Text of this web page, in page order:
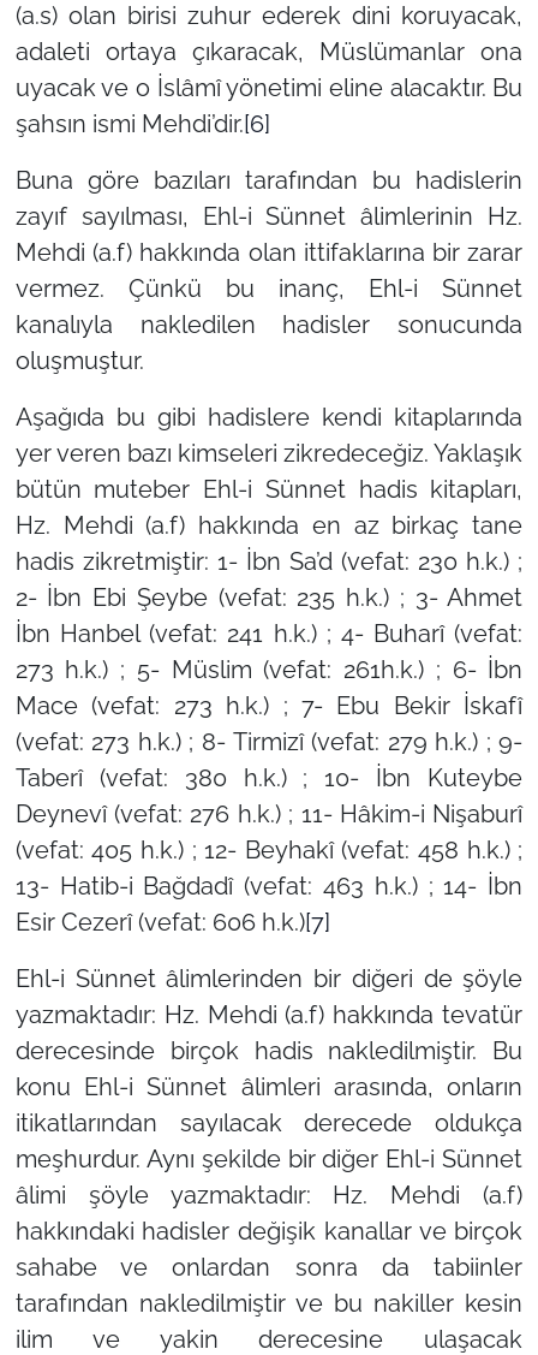
(a.s) olan birisi zuhur ederek dini koruyacak,
adaleti ortaya çıkaracak, Müslümanlar ona
uyacak ve o İslâmî yönetimi eline alacaktır. Bu
şahsın ismi Mehdi’dir.[6]
Buna göre bazıları tarafından bu hadislerin
zayıf sayılması, Ehl-i Sünnet âlimlerinin Hz.
Mehdi (a.f) hakkında olan ittifaklarına bir zarar
vermez. Çünkü bu inanç, Ehl-i Sünnet
kanalıyla nakledilen hadisler sonucunda
oluşmuştur.
Aşağıda bu gibi hadislere kendi kitaplarında
yer veren bazı kimseleri zikredeceğiz. Yaklaşık
bütün muteber Ehl-i Sünnet hadis kitapları,
Hz. Mehdi (a.f) hakkında en az birkaç tane
hadis zikretmiştir: 1- İbn Sa’d (vefat: 230 h.k.) ;
2- İbn Ebi Şeybe (vefat: 235 h.k.) ; 3- Ahmet
İbn Hanbel (vefat: 241 h.k.) ; 4- Buharî (vefat:
273 h.k.) ; 5- Müslim (vefat: 261h.k.) ; 6- İbn
Mace (vefat: 273 h.k.) ; 7- Ebu Bekir İskafî
(vefat: 273 h.k.) ; 8- Tirmizî (vefat: 279 h.k.) ; 9-
Taberî (vefat: 380 h.k.) ; 10- İbn Kuteybe
Deynevî (vefat: 276 h.k.) ; 11- Hâkim-i Nişaburî
(vefat: 405 h.k.) ; 12- Beyhakî (vefat: 458 h.k.) ;
13- Hatib-i Bağdadî (vefat: 463 h.k.) ; 14- İbn
Esir Cezerî (vefat: 606 h.k.)[7]
Ehl-i Sünnet âlimlerinden bir diğeri de şöyle
yazmaktadır: Hz. Mehdi (a.f) hakkında tevatür
derecesinde birçok hadis nakledilmiştir. Bu
konu Ehl-i Sünnet âlimleri arasında, onların
itikatlarından sayılacak derecede oldukça
meşhurdur. Aynı şekilde bir diğer Ehl-i Sünnet
âlimi şöyle yazmaktadır: Hz. Mehdi (a.f)
hakkındaki hadisler değişik kanallar ve birçok
sahabe ve onlardan sonra da tabiinler
tarafından nakledilmiştir ve bu nakiller kesin
ilim ve yakin derecesine ulaşacak